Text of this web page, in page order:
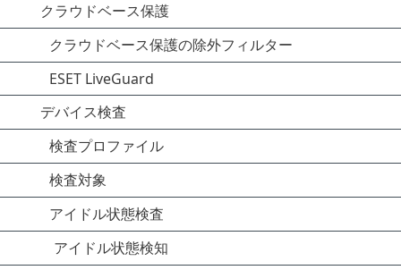
クラウドベース保護
クラウドベース保護の除外フィルター
ESET LiveGuard
デバイス検査
検査プロファイル
検査対象
アイドル状態検査
アイドル状態検知